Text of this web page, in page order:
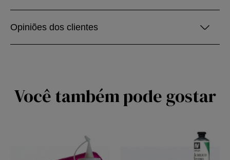
Opiniões dos clientes
Você também pode gostar